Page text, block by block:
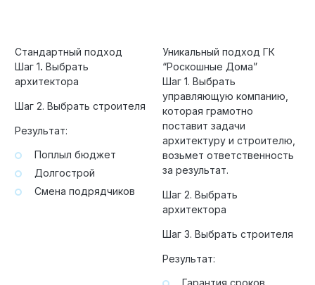
Стандартный подход
Шаг 1. Выбрать
архитектора
Шаг 2. Выбрать строителя
Результат:
Поплыл бюджет
Долгострой
Смена подрядчиков
Уникальный подход ГК
“Роскошные Дома”
Шаг 1. Выбрать
управляющую компанию,
которая грамотно
поставит задачи
архитектуру и строителю,
возьмет ответственность
за результат.
Шаг 2. Выбрать
архитектора
Шаг 3. Выбрать строителя
Результат:
Гарантия сроков